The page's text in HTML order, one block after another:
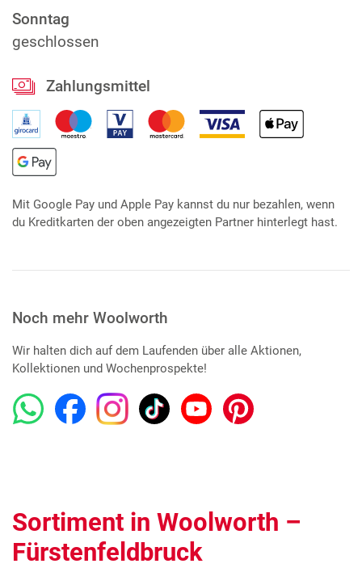
Sonntag
geschlossen
Zahlungsmittel
Mit Google Pay und Apple Pay kannst du nur bezahlen, wenn
du Kreditkarten der oben angezeigten Partner hinterlegt hast.
Noch mehr Woolworth
Wir halten dich auf dem Laufenden über alle Aktionen,
Kollektionen und Wochenprospekte!
Sortiment in Woolworth –
Fürstenfeldbruck